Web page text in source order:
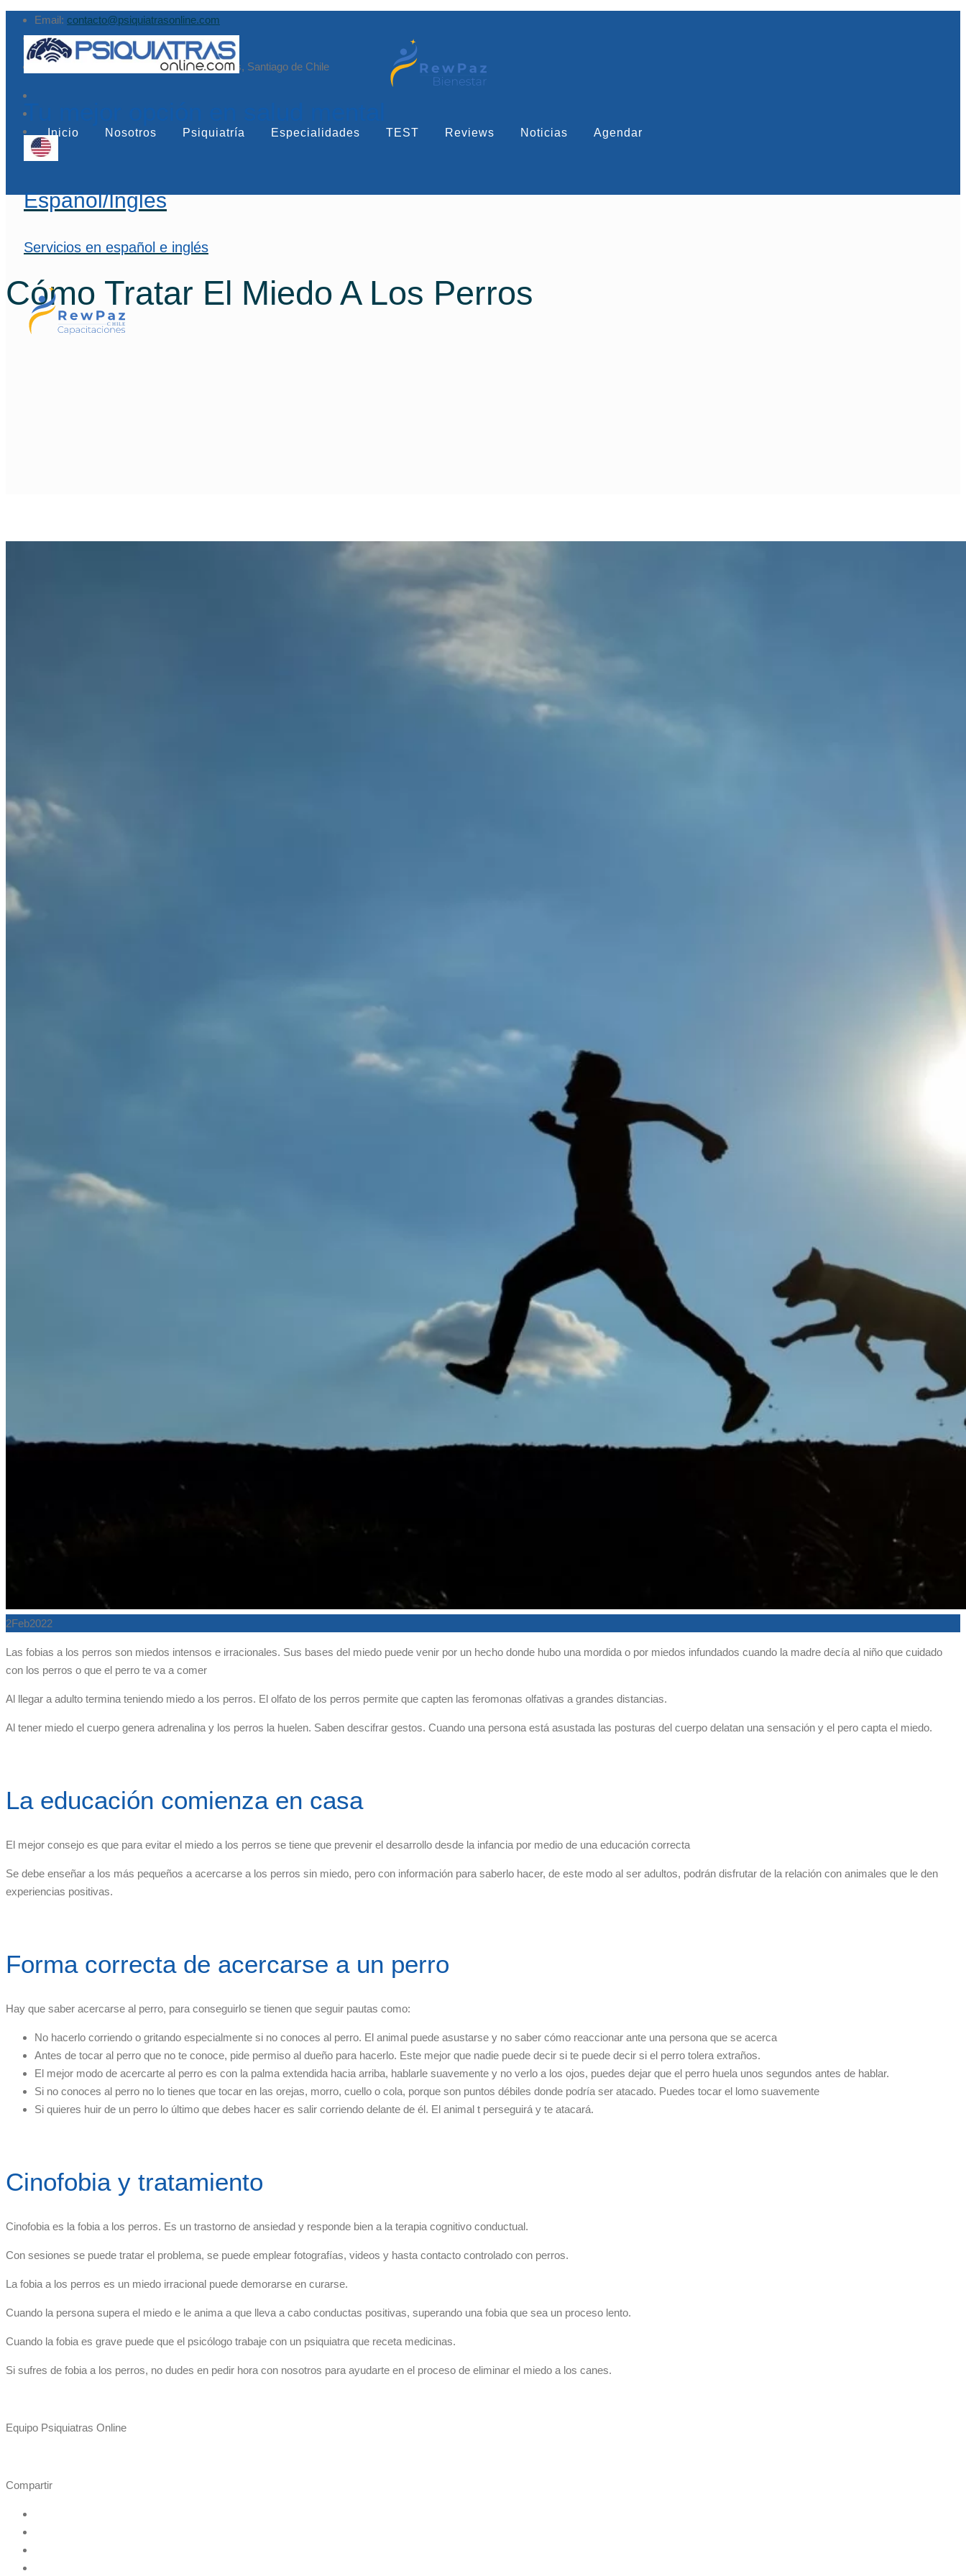
Email: contacto@psiquiatrasonline.com
Augusto Leguía Sur 79, of. 407, Las Condes, Santiago de Chile
Tu mejor opción en salud mental
Español/Inglés
Servicios en español e inglés
Inicio Nosotros Psiquiatría Especialidades TEST Reviews Noticias Agendar
Cómo Tratar El Miedo A Los Perros
2Feb2022
Las fobias a los perros son miedos intensos e irracionales. Sus bases del miedo puede venir por un hecho donde hubo una mordida o por miedos infundados cuando la madre decía al niño que cuidado
con los perros o que el perro te va a comer
Al llegar a adulto termina teniendo miedo a los perros. El olfato de los perros permite que capten las feromonas olfativas a grandes distancias.
Al tener miedo el cuerpo genera adrenalina y los perros la huelen. Saben descifrar gestos. Cuando una persona está asustada las posturas del cuerpo delatan una sensación y el pero capta el miedo.
La educación comienza en casa
El mejor consejo es que para evitar el miedo a los perros se tiene que prevenir el desarrollo desde la infancia por medio de una educación correcta
Se debe enseñar a los más pequeños a acercarse a los perros sin miedo, pero con información para saberlo hacer, de este modo al ser adultos, podrán disfrutar de la relación con animales que le den
experiencias positivas.
Forma correcta de acercarse a un perro
Hay que saber acercarse al perro, para conseguirlo se tienen que seguir pautas como:
No hacerlo corriendo o gritando especialmente si no conoces al perro. El animal puede asustarse y no saber cómo reaccionar ante una persona que se acerca
Antes de tocar al perro que no te conoce, pide permiso al dueño para hacerlo. Este mejor que nadie puede decir si te puede decir si el perro tolera extraños.
El mejor modo de acercarte al perro es con la palma extendida hacia arriba, hablarle suavemente y no verlo a los ojos, puedes dejar que el perro huela unos segundos antes de hablar.
Si no conoces al perro no lo tienes que tocar en las orejas, morro, cuello o cola, porque son puntos débiles donde podría ser atacado. Puedes tocar el lomo suavemente
Si quieres huir de un perro lo último que debes hacer es salir corriendo delante de él. El animal t perseguirá y te atacará.
Cinofobia y tratamiento
Cinofobia es la fobia a los perros. Es un trastorno de ansiedad y responde bien a la terapia cognitivo conductual.
Con sesiones se puede tratar el problema, se puede emplear fotografías, videos y hasta contacto controlado con perros.
La fobia a los perros es un miedo irracional puede demorarse en curarse.
Cuando la persona supera el miedo e le anima a que lleva a cabo conductas positivas, superando una fobia que sea un proceso lento.
Cuando la fobia es grave puede que el psicólogo trabaje con un psiquiatra que receta medicinas.
Si sufres de fobia a los perros, no dudes en pedir hora con nosotros para ayudarte en el proceso de eliminar el miedo a los canes.
Equipo Psiquiatras Online
Compartir